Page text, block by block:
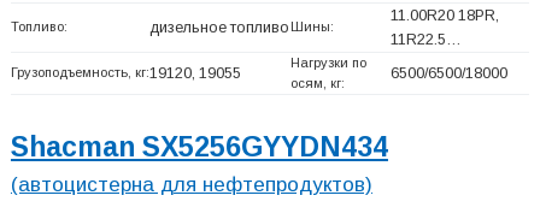
Топливо: дизельное топливо Шины:
11.00R20 18PR,
11R22.5…
Грузоподъемность, кг:19120, 19055
Нагрузки по
осям, кг:
6500/6500/18000
Shacman SX5256GYYDN434
(автоцистерна для нефтепродуктов)